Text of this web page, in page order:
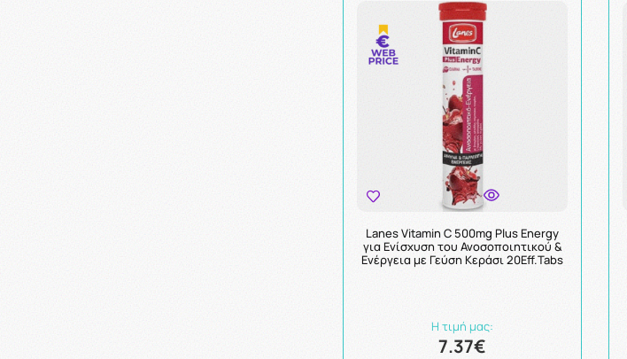
Lanes Vitamin C 500mg Plus Energy
για Ενίσχυση του Ανοσοποιητικού &
Ενέργεια με Γεύση Κεράσι 20Eff.Tabs
Η τιμή μας:
7.37€